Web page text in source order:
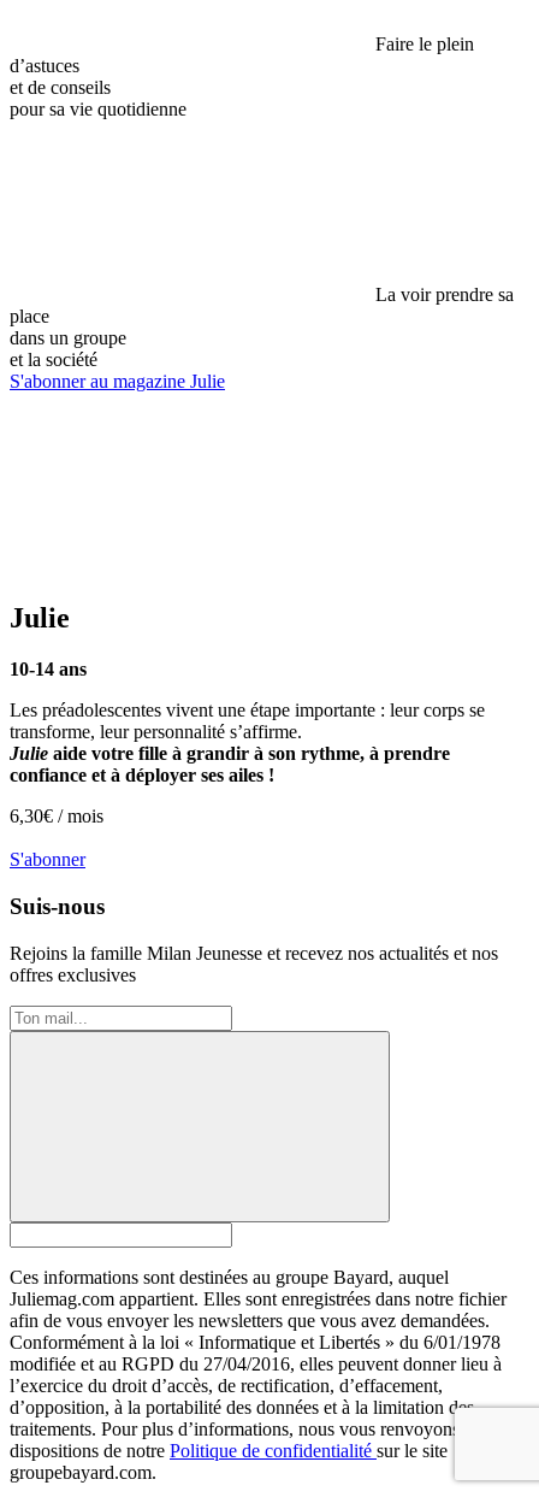
Faire le plein
d’astuces
et de conseils
pour sa vie quotidienne
La voir prendre sa
place
dans un groupe
et la société
S'abonner au magazine Julie
Julie
10-14 ans
Les préadolescentes vivent une étape importante : leur corps se
transforme, leur personnalité s’affirme.
Julie aide votre fille à grandir à son rythme, à prendre
confiance et à déployer ses ailes !
6,30€ /mois
S'abonner
Suis-nous
Rejoins la famille Milan Jeunesse et recevez nos actualités et nos
offres exclusives
Ces informations sont destinées au groupe Bayard, auquel
Juliemag.com appartient. Elles sont enregistrées dans notre fichier
afin de vous envoyer les newsletters que vous avez demandées.
Conformément à la loi « Informatique et Libertés » du 6/01/1978
modifiée et au RGPD du 27/04/2016, elles peuvent donner lieu à
l’exercice du droit d’accès, de rectification, d’effacement,
d’opposition, à la portabilité des données et à la limitation des
traitements. Pour plus d’informations, nous vous renvoyons aux
dispositions de notre Politique de confidentialité sur le site
groupebayard.com.